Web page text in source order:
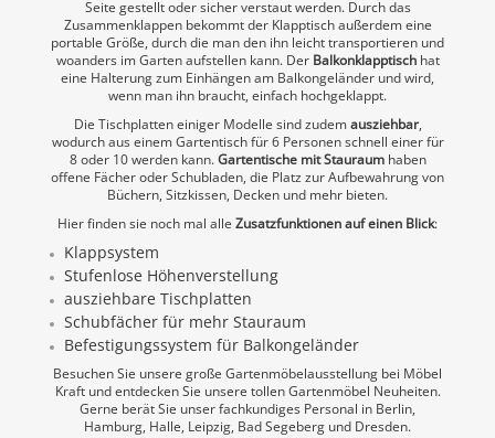
Seite gestellt oder sicher verstaut werden. Durch das
Zusammenklappen bekommt der Klapptisch außerdem eine
portable Größe, durch die man den ihn leicht transportieren und
woanders im Garten aufstellen kann. Der Balkonklapptischhat
eine Halterung zum Einhängen am Balkongeländer und wird,
wenn man ihn braucht, einfach hochgeklappt.
Die Tischplatten einiger Modelle sind zudemausziehbar,
wodurch aus einem Gartentisch für 6 Personen schnell einer für
8 oder 10 werden kann.Gartentische mit Stauraumhaben
offene Fächer oder Schubladen, die Platz zur Aufbewahrung von
Büchern, Sitzkissen, Decken und mehr bieten.
Hier finden sie noch mal alle Zusatzfunktionen auf einen Blick:
Klappsystem
Stufenlose Höhenverstellung
ausziehbare Tischplatten
Schubfächer für mehr Stauraum
Befestigungssystem für Balkongeländer
Besuchen Sie unsere große Gartenmöbelausstellung bei Möbel
Kraft und entdecken Sie unsere tollen Gartenmöbel Neuheiten.
Gerne berät Sie unser fachkundiges Personal in Berlin,
Hamburg, Halle, Leipzig, Bad Segeberg und Dresden.